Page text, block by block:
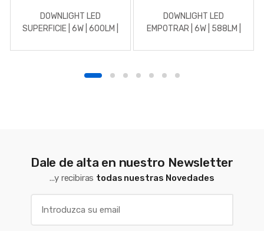
DOWNLIGHT LED
SUPERFICIE | 6W | 600LM |
DOWNLIGHT LED
EMPOTRAR | 6W | 588LM |
BLANCO
Dale de alta en nuestro Newsletter
...y recibiras todas nuestras Novedades